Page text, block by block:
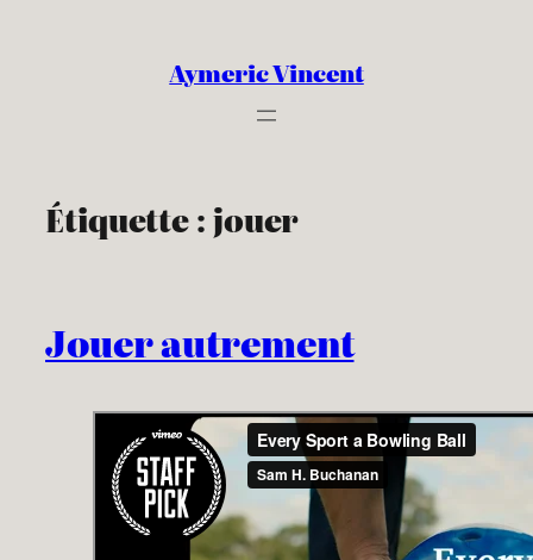
Aymeric Vincent
Étiquette :jouer
Jouer autrement